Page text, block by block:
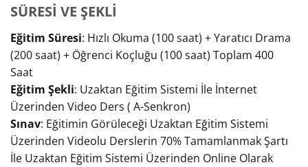
SÜRESİ VE ŞEKLİ
Eğitim Süresi: Hızlı Okuma (100 saat) + Yaratıcı Drama
(200 saat) + Öğrenci Koçluğu (100 saat) Toplam 400
Saat
Eğitim Şekli: Uzaktan Eğitim Sistemi İle İnternet
Üzerinden Video Ders ( A-Senkron)
Sınav: Eğitimin Görüleceği Uzaktan Eğitim Sistemi
Üzerinden Videolu Derslerin 70% Tamamlanmak Şartı
İle Uzaktan Eğitim Sistemi Üzerinden Online Olarak